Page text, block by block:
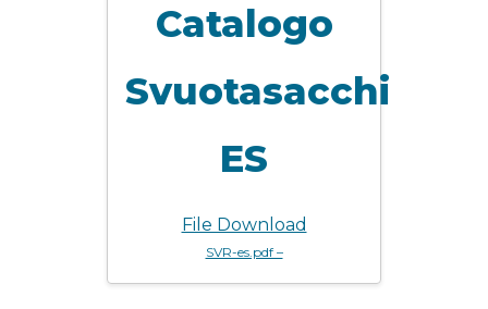
Catalogo
Svuotasacchi
ES
File Download
SVR-es.pdf –